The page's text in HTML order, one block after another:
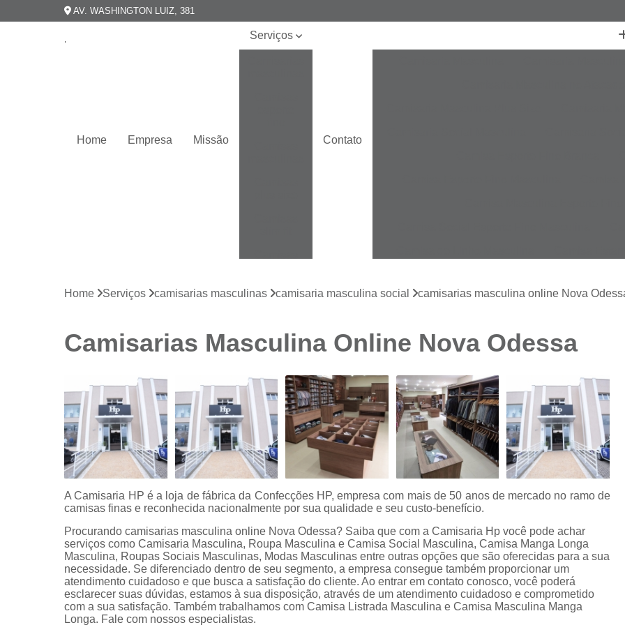
AV. WASHINGTON LUIZ, 381
Home Empresa Missão
Serviços
Camisas
branca
preço
Camisas
sociais
listradas
Camisas
sociais
curta
Camisas
sociais
manga
longa
Camisas
sociais
masculinas
Contato
Camisa Masculina
Camisa Masculina
Camisa Branca Plus Size
Camisa Jeans
Camisa Social Branca Plus Size
Camisa Social Plus Size
Camisa Xadrez Masculina Plus Size
Camisa Masculina Manga Curta Slim Fit
Camisa Social Masculina Slim Fit
Camisa
Camisa Social Slim Fit Masculina
Camisa
Camisa Branca Slim Masculina
Camisa Jeans Slim Masculina
Camisa Masculina Slim Fit Manga
Home Serviços camisarias masculinas camisaria masculina social camisarias masculina online Nova
Camisarias Masculina Online Nova Odessa
A Camisaria HP é a loja de fábrica da Confecções HP, empresa com mais de 50 anos de mercado no ramo de
camisas finas e reconhecida nacionalmente por sua qualidade e seu custo-benefício.
Procurando camisarias masculina online Nova Odessa? Saiba que com a Camisaria Hp você pode achar
serviços como Camisaria Masculina, Roupa Masculina e Camisa Social Masculina, Camisa Manga Longa
Masculina, Roupas Sociais Masculinas, Modas Masculinas entre outras opções que são oferecidas para a sua
necessidade. Se diferenciado dentro de seu segmento, a empresa consegue também proporcionar um
atendimento cuidadoso e que busca a satisfação do cliente. Ao entrar em contato conosco, você poderá
esclarecer suas dúvidas, estamos à sua disposição, através de um atendimento cuidadoso e comprometido
com a sua satisfação. Também trabalhamos com Camisa Listrada Masculina e Camisa Masculina Manga
Longa. Fale com nossos especialistas.